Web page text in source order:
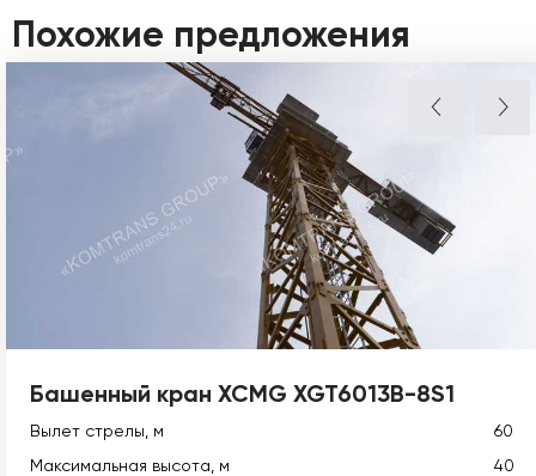
Похожие предложения
Башенный кран XCMG XGT6013B-8S1
Вылет стрелы, м
60
Максимальная высота, м
40